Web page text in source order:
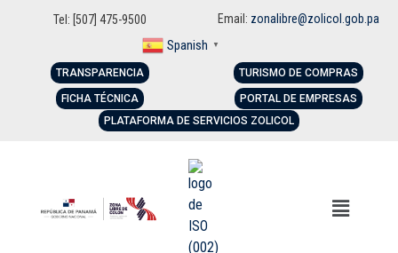
Tel: [507] 475-9500 Email: zonalibre@zolicol.gob.pa
Spanish ▼
TRANSPARENCIA
FICHA TÉCNICA
TURISMO DE COMPRAS
PORTAL DE EMPRESAS
PLATAFORMA DE SERVICIOS ZOLICOL